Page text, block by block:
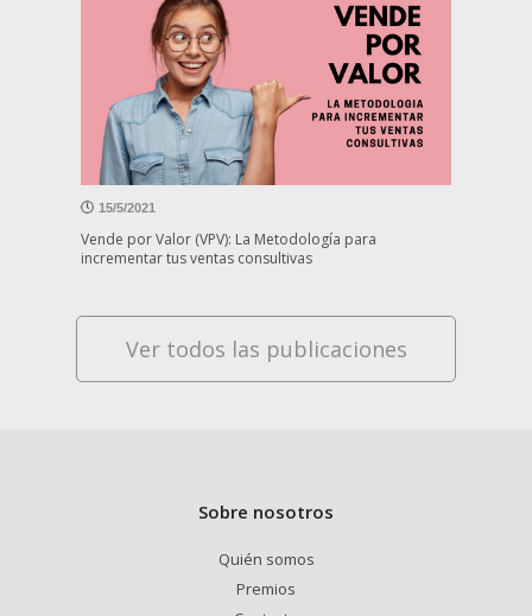
15/5/2021
Vende por Valor (VPV): La Metodología para
incrementar tus ventas consultivas
Ver todos las publicaciones
Sobre nosotros
Quién somos
Premios